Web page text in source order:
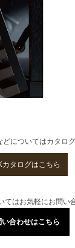
についてはカタロ
カタログはこちら
はお気軽にお問い
い合わせはこちら